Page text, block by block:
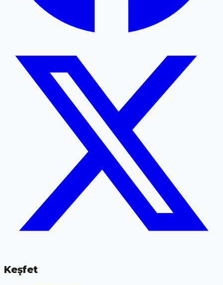
Keşfet